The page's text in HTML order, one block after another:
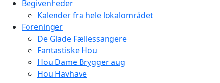
Begivenheder
Kalender fra hele lokalområdet
Foreninger
De Glade Fællessangere
Fantastiske Hou
Hou Dame Bryggerlaug
Hou Havhave